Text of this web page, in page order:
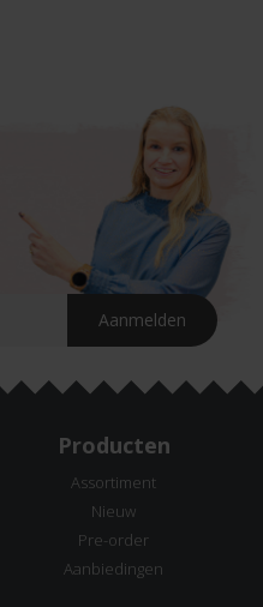
Producten
Assortiment
Nieuw
Pre-order
Aanbiedingen